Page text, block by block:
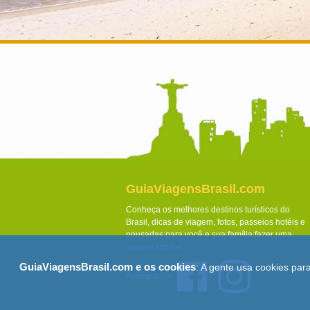
GuiaViagensBrasil.com
Conheça os melhores destinos turísticos do
Brasil, dicas de viagem, fotos, passeios hotéis e
pousadas para você e sua família fazer uma
viagem incrível.
Acompanhe:
GuiaViagensBrasil.com e os cookies: A gente usa cookies